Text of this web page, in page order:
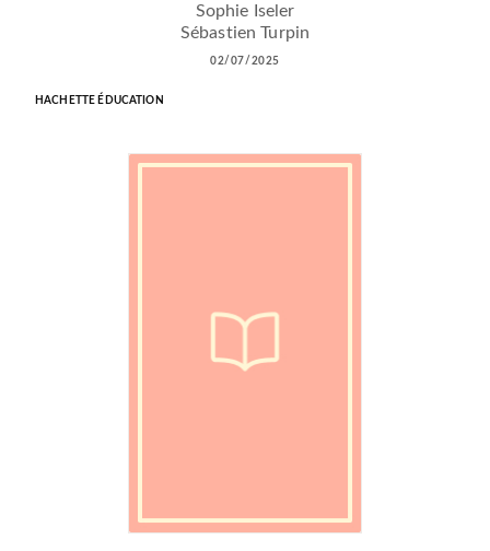
Sophie Iseler
Sébastien Turpin
02/07/2025
HACHETTE ÉDUCATION